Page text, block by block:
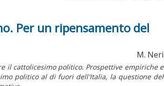
Per un ripensamento del
M. Neri
il cattolicesimo politico. Prospettive empiriche e
politico al di fuori dell'Italia, la questione del